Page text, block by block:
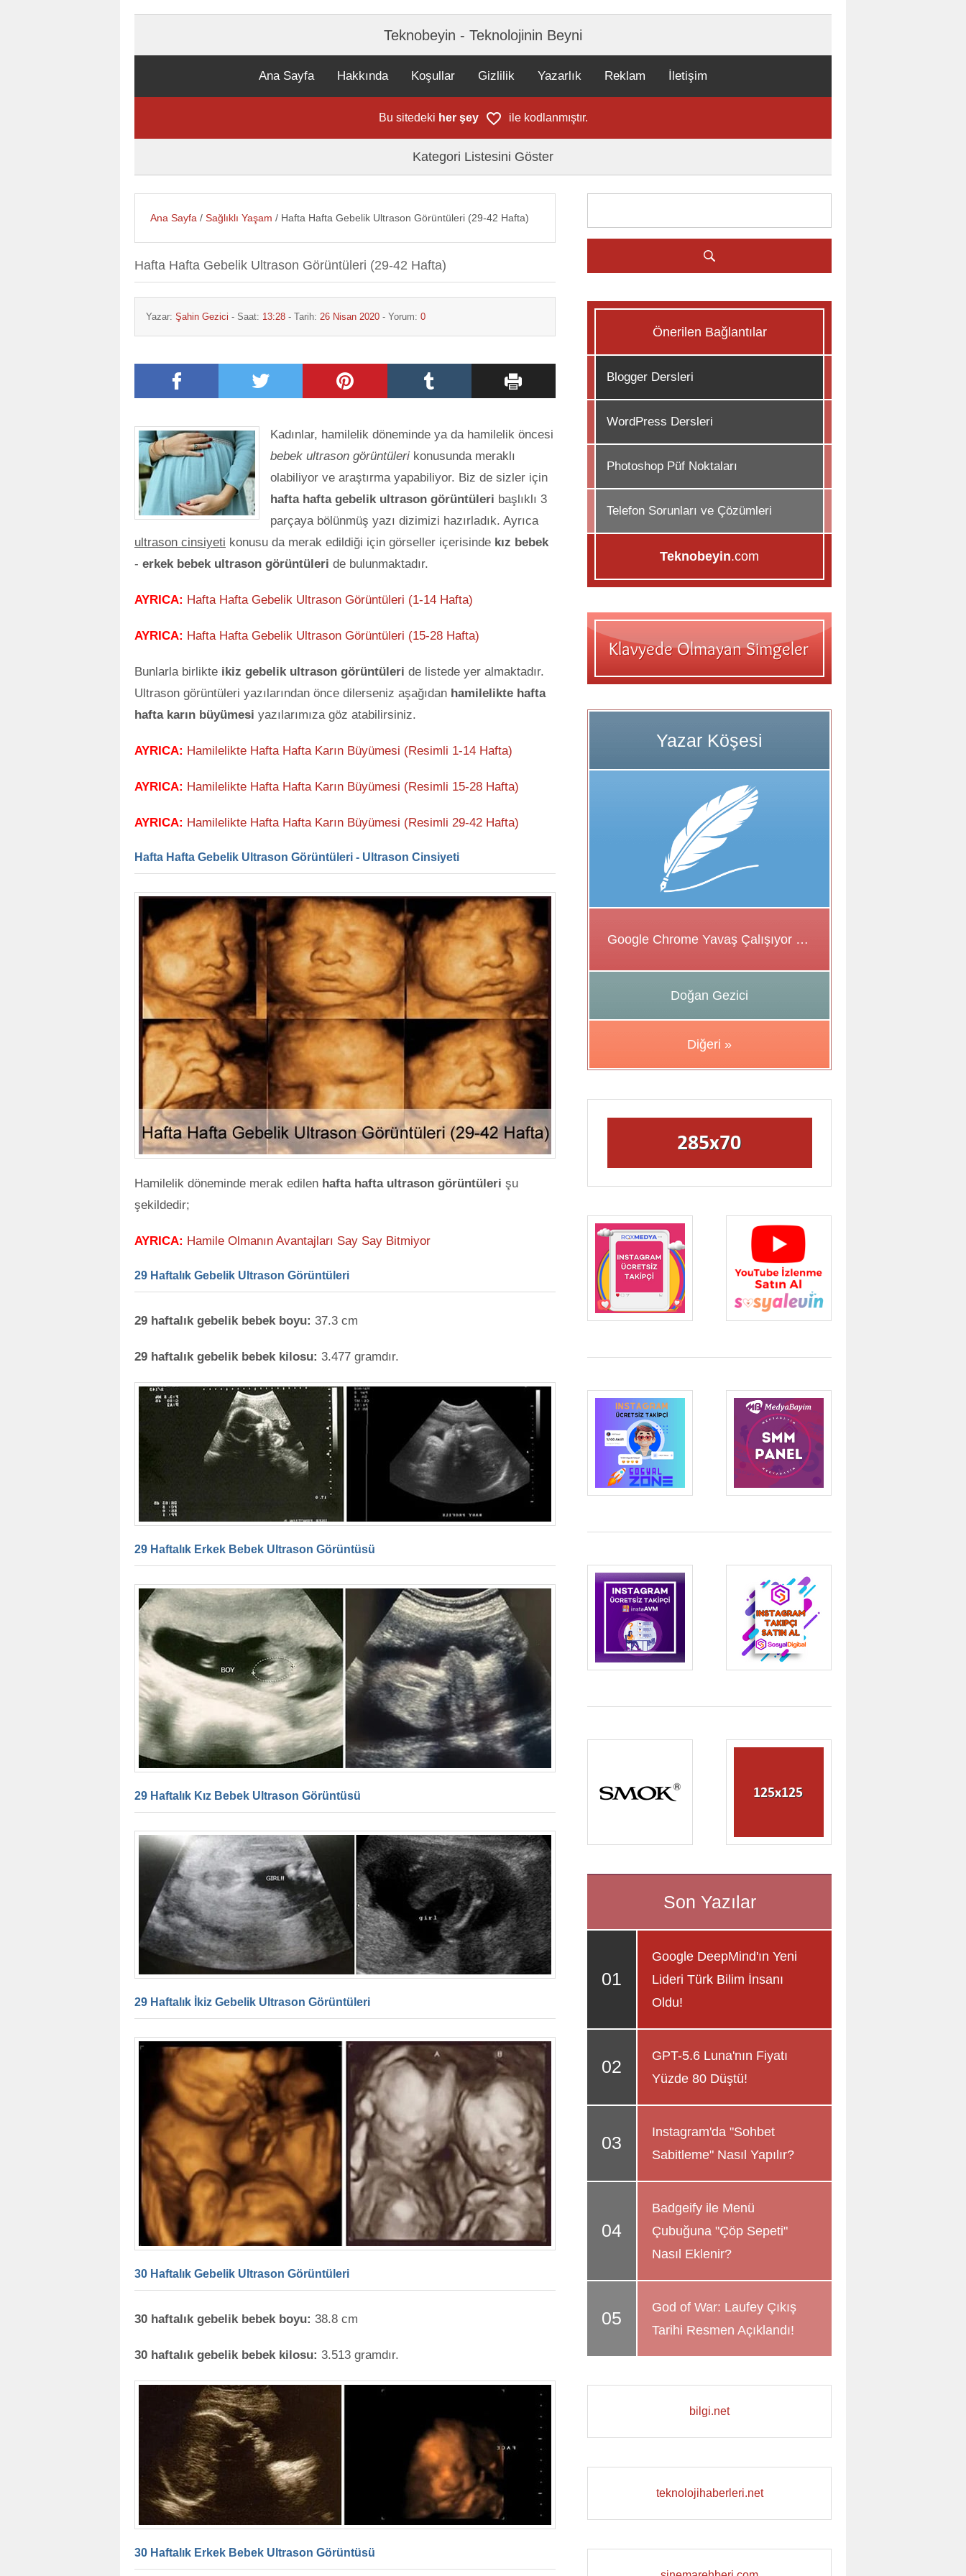
Teknobeyin - Teknolojinin Beyni
Ana Sayfa Hakkında Koşullar Gizlilik Yazarlık Reklam İletişim
Bu sitedeki her şey ile kodlanmıştır.
Kategori Listesini Göster
Ana Sayfa /Sağlıklı Yaşam / Hafta Hafta Gebelik Ultrason Görüntüleri (29-42 Hafta)
Hafta Hafta Gebelik Ultrason Görüntüleri (29-42 Hafta)
Yazar: Şahin Gezici - Saat: 13:28 - Tarih: 26 Nisan 2020 - Yorum: 0
Kadınlar, hamilelik döneminde ya da hamilelik öncesi
bebek ultrason görüntüleri konusunda meraklı
olabiliyor ve araştırma yapabiliyor. Biz de sizler için
hafta hafta gebelik ultrason görüntüleri başlıklı 3
parçaya bölünmüş yazı dizimizi hazırladık. Ayrıca
ultrason cinsiyeti konusu da merak edildiği için görseller içerisinde kız bebek
- erkek bebek ultrason görüntüleri de bulunmaktadır.
AYRICA: Hafta Hafta Gebelik Ultrason Görüntüleri (1-14 Hafta)
AYRICA: Hafta Hafta Gebelik Ultrason Görüntüleri (15-28 Hafta)
Bunlarla birlikte ikiz gebelik ultrason görüntüleri de listede yer almaktadır.
Ultrason görüntüleri yazılarından önce dilerseniz aşağıdan hamilelikte hafta
hafta karın büyümesi yazılarımıza göz atabilirsiniz.
AYRICA: Hamilelikte Hafta Hafta Karın Büyümesi (Resimli 1-14 Hafta)
AYRICA: Hamilelikte Hafta Hafta Karın Büyümesi (Resimli 15-28 Hafta)
AYRICA: Hamilelikte Hafta Hafta Karın Büyümesi (Resimli 29-42 Hafta)
Hafta Hafta Gebelik Ultrason Görüntüleri - Ultrason Cinsiyeti
Hamilelik döneminde merak edilen hafta hafta ultrason görüntüleri şu
şekildedir;
AYRICA: Hamile Olmanın Avantajları Say Say Bitmiyor
29 Haftalık Gebelik Ultrason Görüntüleri
29 haftalık gebelik bebek boyu: 37.3 cm
29 haftalık gebelik bebek kilosu: 3.477 gramdır.
29 Haftalık Erkek Bebek Ultrason Görüntüsü
29 Haftalık Kız Bebek Ultrason Görüntüsü
29 Haftalık İkiz Gebelik Ultrason Görüntüleri
30 Haftalık Gebelik Ultrason Görüntüleri
30 haftalık gebelik bebek boyu: 38.8 cm
30 haftalık gebelik bebek kilosu: 3.513 gramdır.
30 Haftalık Erkek Bebek Ultrason Görüntüsü
Önerilen Bağlantılar
Blogger Dersleri
WordPress Dersleri
Photoshop Püf Noktaları
Telefon Sorunları ve Çözümleri
Teknobeyin.com
Google Chrome Yavaş Çalışıyor Sorunu için Çözüm Önerileri
Doğan Gezici
Diğeri »
Google DeepMind'ın Yeni
Lideri Türk Bilim İnsanı
Oldu!
GPT-5.6 Luna'nın Fiyatı
Yüzde 80 Düştü!
Instagram'da "Sohbet
Sabitleme" Nasıl Yapılır?
Badgeify ile Menü
Çubuğuna "Çöp Sepeti"
Nasıl Eklenir?
God of War: Laufey Çıkış
Tarihi Resmen Açıklandı!
bilgi.net
teknolojihaberleri.net